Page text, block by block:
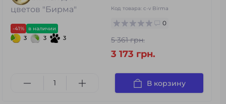
-41% в наличии
3 3 3
Код товара: c-v Birma
0
5 361 грн.
3 173 грн.
В корзину